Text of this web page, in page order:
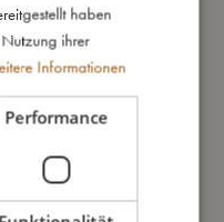
Schatten liegend
in der Maschine
2 Jahre) und 98-104
haben
ihrer
Informationen
Performance